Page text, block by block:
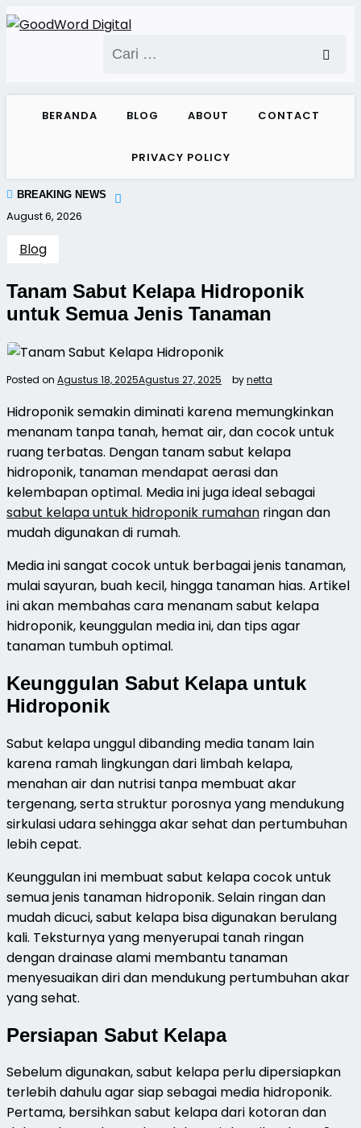
Skip
untuk:
BERANDA BLOG ABOUT CONTACT
PRIVACY POLICY
BREAKING NEWS
August 6, 2026
Blog
Tanam Sabut Kelapa Hidroponik
untuk Semua Jenis Tanaman
Posted on Agustus 18, 2025Agustus 27, 2025 bynetta
Hidroponik semakin diminati karena memungkinkan
menanam tanpa tanah, hemat air, dan cocok untuk
ruang terbatas. Dengan tanam sabut kelapa
hidroponik, tanaman mendapat aerasi dan
kelembapan optimal. Media ini juga ideal sebagai
sabut kelapa untuk hidroponik rumahan ringan dan
mudah digunakan di rumah.
Media ini sangat cocok untuk berbagai jenis tanaman,
mulai sayuran, buah kecil, hingga tanaman hias. Artikel
ini akan membahas cara menanam sabut kelapa
hidroponik, keunggulan media ini, dan tips agar
tanaman tumbuh optimal.
Keunggulan Sabut Kelapa untuk
Hidroponik
Sabut kelapa unggul dibanding media tanam lain
karena ramah lingkungan dari limbah kelapa,
menahan air dan nutrisi tanpa membuat akar
tergenang, serta struktur porosnya yang mendukung
sirkulasi udara sehingga akar sehat dan pertumbuhan
lebih cepat.
Keunggulan ini membuat sabut kelapa cocok untuk
semua jenis tanaman hidroponik. Selain ringan dan
mudah dicuci, sabut kelapa bisa digunakan berulang
kali. Teksturnya yang menyerupai tanah ringan
dengan drainase alami membantu tanaman
menyesuaikan diri dan mendukung pertumbuhan akar
yang sehat.
Persiapan Sabut Kelapa
Sebelum digunakan, sabut kelapa perlu dipersiapkan
terlebih dahulu agar siap sebagai media hidroponik.
Pertama, bersihkan sabut kelapa dari kotoran dan